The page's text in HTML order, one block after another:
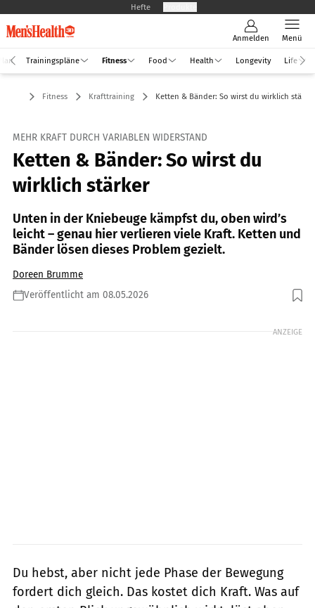
Hefte
Anmelden Menü
Trainingspläne Fitness Food Health Longevity Life
Fitness Krafttraining Ketten & Bänder: So wirst du wirklich stärker
MEHR KRAFT DURCH VARIABLEN WIDERSTAND
Ketten & Bänder: So wirst du
wirklich stärker
Unten in der Kniebeuge kämpfst du, oben wird’s
leicht – genau hier verlieren viele Kraft. Ketten und
Bänder lösen dieses Problem gezielt.
Doreen Brumme
Veröffentlicht am 08.05.2026
Foto: Hirurg, Getty Images
ANZEIGE
Du hebst, aber nicht jede Phase der Bewegung
fordert dich gleich. Das kostet dich Kraft. Was auf